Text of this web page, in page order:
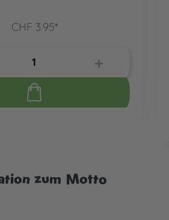
CHF 3.95*
zum Motto